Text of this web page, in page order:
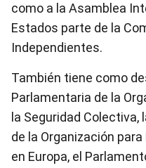
como a la Asamblea
Estados parte de la
Independientes.
También tiene como
Parlamentaria de la
la Seguridad
de la Organización
en Europa, el